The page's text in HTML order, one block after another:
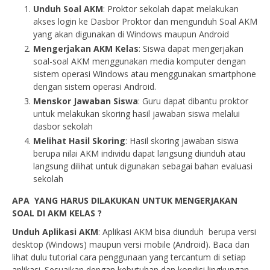
Unduh Soal AKM: Proktor sekolah dapat melakukan
akses login ke Dasbor Proktor dan mengunduh Soal AKM
yang akan digunakan di Windows maupun Android
Mengerjakan AKM Kelas: Siswa dapat mengerjakan
soal-soal AKM menggunakan media komputer dengan
sistem operasi Windows atau menggunakan smartphone
dengan sistem operasi Android.
Menskor Jawaban Siswa: Guru dapat dibantu proktor
untuk melakukan skoring hasil jawaban siswa melalui
dasbor sekolah
Melihat Hasil Skoring: Hasil skoring jawaban siswa
berupa nilai AKM individu dapat langsung diunduh atau
langsung dilihat untuk digunakan sebagai bahan evaluasi
sekolah
APA YANG HARUS DILAKUKAN UNTUK MENGERJAKAN
SOAL DI AKM KELAS ?
Unduh Aplikasi AKM: Aplikasi AKM bisa diunduh berupa versi
desktop (Windows) maupun versi mobile (Android). Baca dan
lihat dulu tutorial cara penggunaan yang tercantum di setiap